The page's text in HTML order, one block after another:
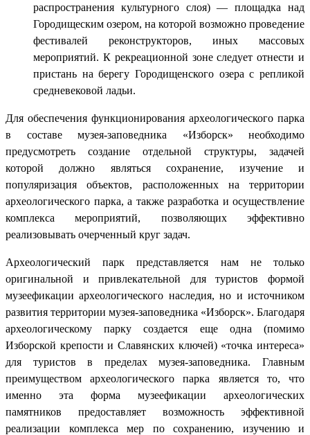
распространения культурного слоя) — площадка над
Городищеским озером, на которой возможно проведение
фестивалей реконструкторов, иных массовых
мероприятий. К рекреационной зоне следует отнести и
пристань на берегу Городищенского озера с репликой
средневековой ладьи.
Для обеспечения функционирования археологического парка
в составе музея-заповедника «Изборск» необходимо
предусмотреть создание отдельной структуры, задачей
которой должно являться сохранение, изучение и
популяризация объектов, расположенных на территории
археологического парка, а также разработка и осуществление
комплекса мероприятий, позволяющих эффективно
реализовывать очерченный круг задач.
Археологический парк представляется нам не только
оригинальной и привлекательной для туристов формой
музеефикации археологического наследия, но и источником
развития территории музея-заповедника «Изборск». Благодаря
археологическому парку создается еще одна (помимо
Изборской крепости и Славянских ключей) «точка интереса»
для туристов в пределах музея-заповедника. Главным
преимуществом археологического парка является то, что
именно эта форма музеефикации археологических
памятников предоставляет возможность эффективной
реализации комплекса мер по сохранению, изучению и